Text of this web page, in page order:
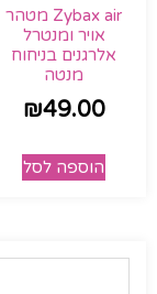
Zybax air מטהר
אויר ומנטרל
אלרגנים בניחוח
מנטה
₪49.00
הוספה לסל